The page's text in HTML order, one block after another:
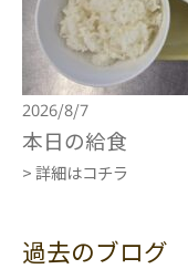
2026/8/7
本日の給食
> 詳細はコチラ
過去のブログ